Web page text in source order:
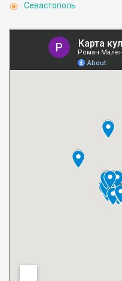
Севастополь